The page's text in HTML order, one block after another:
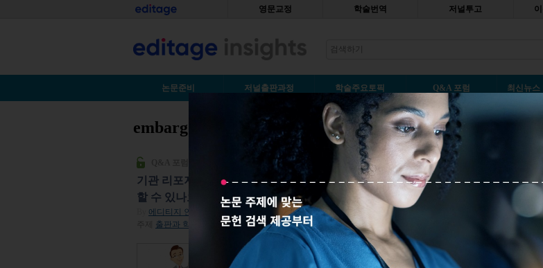
홈 영문교정 학술번역 저널투고
논문준비 저널출판과정 학술주요토픽 Q&A 포럼 최신뉴스
You are here
embargo period
기관 리포지터리에 기탁한 논문을 저널에 투고하거나 다른 리포지터리(repository)
할 수 있나요?
에디티지 인사이트
덧글
출판과 학계 이야기,저널출판전략| 조회수 22,054
데이터 분석학 석사 학위 중에 ‘준 의견’ 형식의 연구 논문 두 편을 당시 대학교의 디지
지터리에 제출한 적이 있습니다. 두 논문 모두 승인받았고, 저의 단독 논문입니다. 이